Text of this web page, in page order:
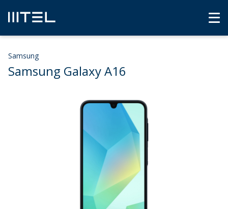
Samsung
Samsung Galaxy A16